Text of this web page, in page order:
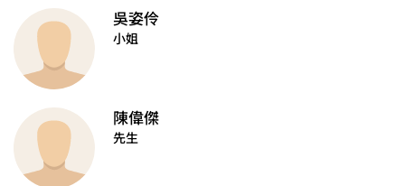
吳姿伶
小姐
陳偉傑
先生